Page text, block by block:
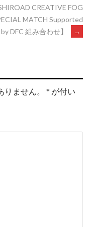
CREATIVE FOG
MATCH Supported
by DFC 組み合わせ】
→
ません。 * が付い